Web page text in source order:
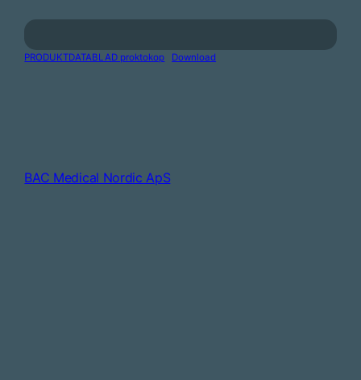
PRODUKTDATABLAD proktokop Download
BAC Medical Nordic ApS